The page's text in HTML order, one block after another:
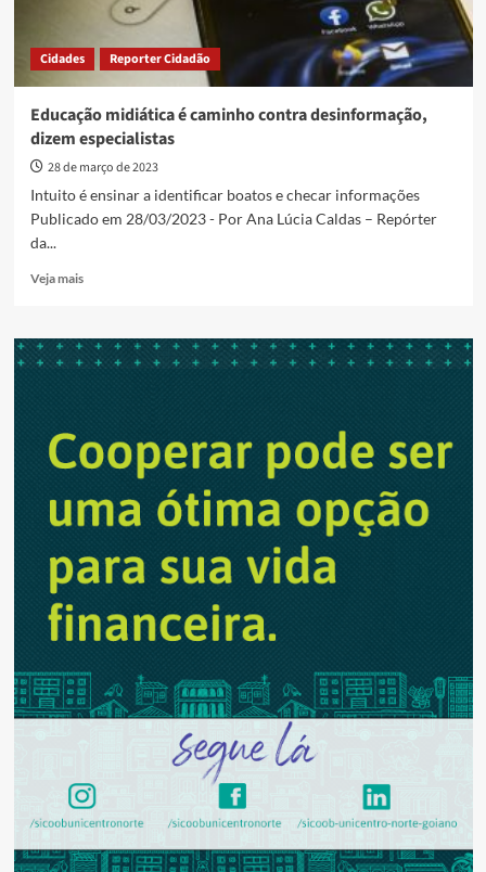
Cidades Reporter Cidadão
Educação midiática é caminho contra desinformação,
dizem especialistas
28 de março de 2023
Intuito é ensinar a identificar boatos e checar informações
Publicado em 28/03/2023 - Por Ana Lúcia Caldas – Repórter
da...
Veja maisRead
Educação
midiática
desinformação,
dizem
especialistas